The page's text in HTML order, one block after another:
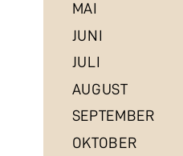
MAI
JUNI
JULI
AUGUST
SEPTEMBER
OKTOBER